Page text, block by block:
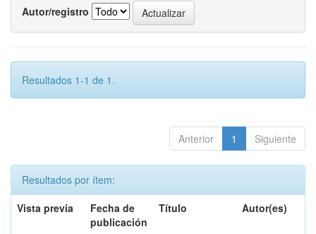
Autor/registro
Resultados 1-1 de 1.
Anterior 1 Siguiente
Resultados por ítem:
Vista previa
Fecha de
publicación
Título Autor(es)